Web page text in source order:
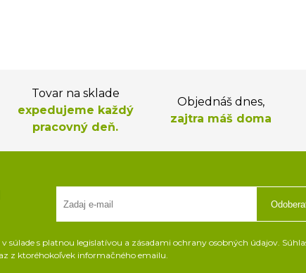
Tovar na sklade
expedujeme každý
pracovný deň.
Objednáš dnes,
zajtra máš doma
súlade s platnou legislatívou a zásadami ochrany osobných údajov.
z ktoréhokoľvek informačného emailu.